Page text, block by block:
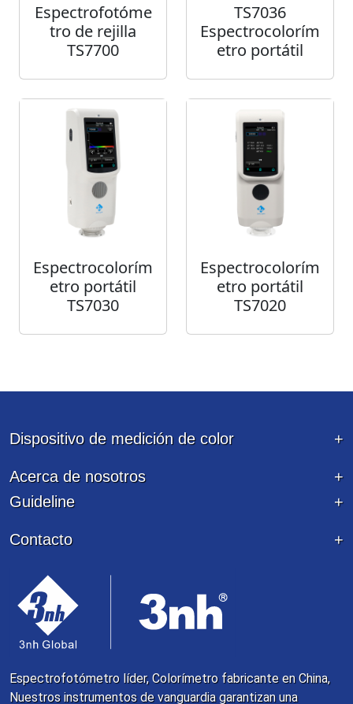
Espectrofotóme
tro de rejilla
TS7700
TS7036
Espectrocolorím
etro portátil
Espectrocolorím
etro portátil
TS7030
Espectrocolorím
etro portátil
TS7020
Dispositivo de medición de color
Acerca de nosotros
Guideline
Contacto
Espectrofotómetro líder, Colorímetro fabricante en China,
Nuestros instrumentos de vanguardia garantizan una